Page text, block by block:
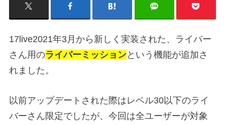
17live2021年3月から新しく実装された、ライバー
さん用のライバーミッションという機能が追加さ
れました。
以前アップデートされた際はレベル30以下のライ
バーさん限定でしたが、今回は全ユーザーが対象